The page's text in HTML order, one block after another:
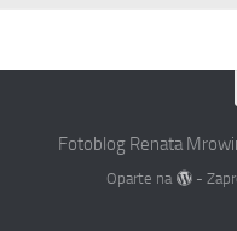
Fotoblog Renata
Oparte na -